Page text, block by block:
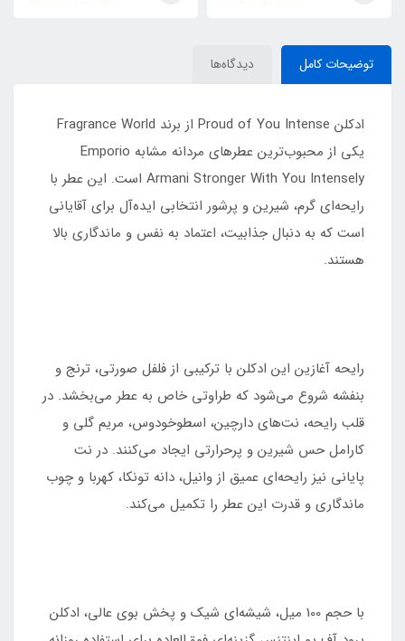
توضیحات کامل دیدگاه‌ها
ادکلن Proud of You Intense از برند Fragrance World
یکی از محبوب‌ترین عطرهای مردانه مشابه Emporio
Armani Stronger With You Intensely است. این عطر با
رایحه‌ای گرم، شیرین و پرشور انتخابی ایده‌آل برای آقایانی
است که به دنبال جذابیت، اعتماد به نفس و ماندگاری بالا
هستند.
رایحه آغازین این ادکلن با ترکیبی از فلفل صورتی، ترنج و
بنفشه شروع می‌شود که طراوتی خاص به عطر می‌بخشد. در
قلب رایحه، نت‌های دارچین، اسطوخودوس، مریم گلی و
کارامل حس شیرین و پرحرارتی ایجاد می‌کنند. در نت
پایانی نیز رایحه‌ای عمیق از وانیل، دانه تونکا، کهربا و چوب
ماندگاری و قدرت این عطر را تکمیل می‌کند.
با حجم 100 میل، شیشه‌ای شیک و پخش بوی عالی، ادکلن